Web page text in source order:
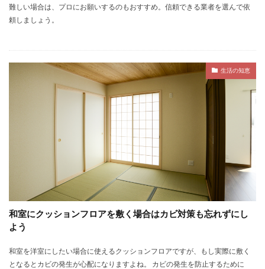
難しい場合は、プロにお願いするのもおすすめ。信頼できる業者を選んで依
頼しましょう。
生活の知恵
和室にクッションフロアを敷く場合はカビ対策も忘れずにし
よう
和室を洋室にしたい場合に使えるクッションフロアですが、もし実際に敷く
となるとカビの発生が心配になりますよね。 カビの発生を防止するために